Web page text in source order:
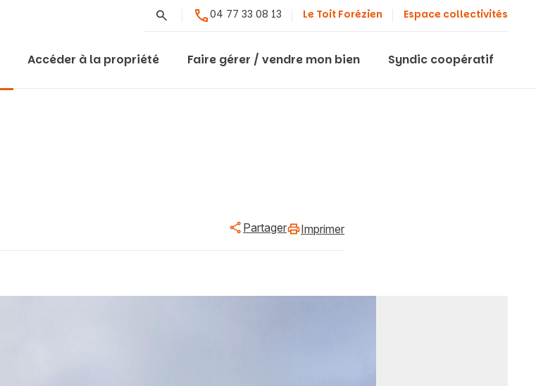
Rechercher04 77 33 08 13 Le Toit Forézien Espace collectivités
Accéder à la propriété Faire gérer / vendre mon bien Syndic coopératif
Partager Imprimer